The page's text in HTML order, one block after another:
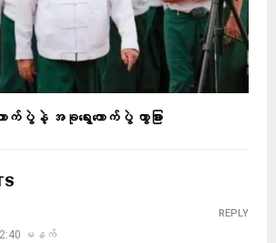
ာက်ပွဲနဲ့ အခုရွေးကောက်ပွဲ ကွာခြား
မနက်
REPLY